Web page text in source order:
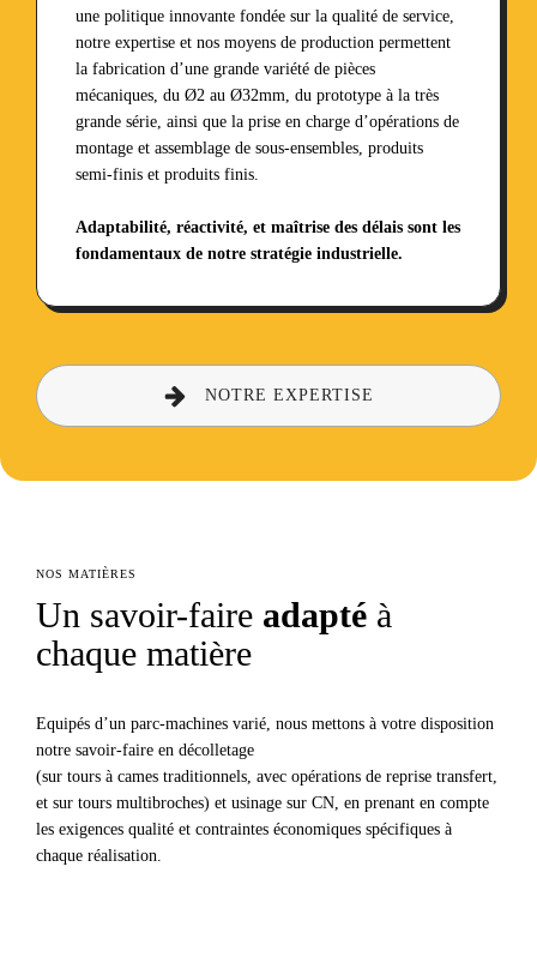
une politique innovante fondée sur la qualité de service,
notre expertise et nos moyens de production permettent
la fabrication d’une grande variété de pièces
mécaniques, du Ø2 au Ø32mm, du prototype à la très
grande série, ainsi que la prise en charge d’opérations de
montage et assemblage de sous-ensembles, produits
semi-finis et produits finis.
Adaptabilité, réactivité, et maîtrise des délais sont les
fondamentaux de notre stratégie industrielle.
NOTRE EXPERTISE
NOS MATIÈRES
Un savoir-faire adapté à
chaque matière
Equipés d’un parc-machines varié, nous mettons à votre disposition
notre savoir-faire en décolletage
(sur tours à cames traditionnels, avec opérations de reprise transfert,
et sur tours multibroches) et usinage sur CN, en prenant en compte
les exigences qualité et contraintes économiques spécifiques à
chaque réalisation.